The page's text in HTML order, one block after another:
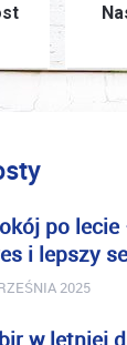
po
i lepszy
2025